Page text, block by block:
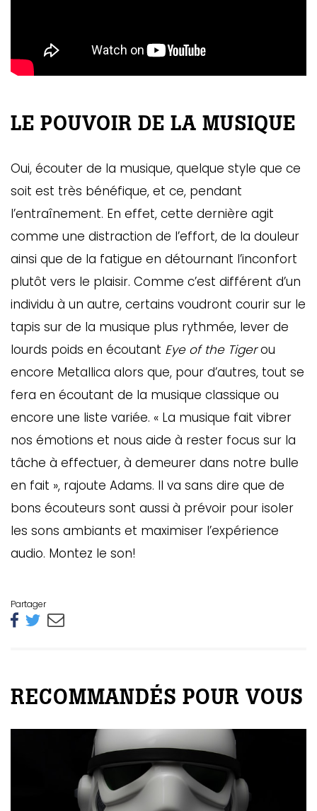
LE POUVOIR DE LA MUSIQUE
Oui, écouter de la musique, quelque style que ce
soit est très bénéfique, et ce, pendant
l’entraînement. En effet, cette dernière agit
comme une distraction de l’effort, de la douleur
ainsi que de la fatigue en détournant l’inconfort
plutôt vers le plaisir. Comme c’est différent d’un
individu à un autre, certains voudront courir sur le
tapis sur de la musique plus rythmée, lever de
lourds poids en écoutant Eye of the Tigerou
encore Metallica alors que, pour d’autres, tout se
fera en écoutant de la musique classique ou
encore une liste variée. « La musique fait vibrer
nos émotions et nous aide à rester focus sur la
tâche à effectuer, à demeurer dans notre bulle
en fait », rajoute Adams. Il va sans dire que de
bons écouteurs sont aussi à prévoir pour isoler
les sons ambiants et maximiser l’expérience
audio. Montez le son!
Partager
RECOMMANDÉS POUR VOUS